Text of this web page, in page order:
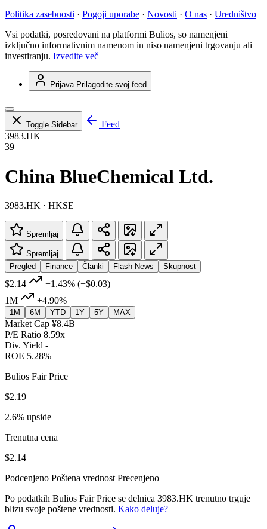
Politika zasebnosti · Pogoji uporabe · Novosti · O nas · Uredništvo
Vsi podatki, posredovani na platformi Bulios, so namenjeni
izključno informativnim namenom in niso namenjeni trgovanju ali
investiranju. Izvedite več
Prijava Prilagodite svoj feed
Toggle Sidebar
Feed
3983.HK
39
China BlueChemical Ltd.
3983.HK · HKSE
Spremljaj
Spremljaj
Pregled
Finance Članki Flash News Skupnost
$2.14 +1.43% (+$0.03)
1M
+4.90%
1M 6M YTD 1Y 5Y MAX
Market Cap ¥8.4B
P/E Ratio 8.59x
Div. Yield -
ROE 5.28%
Bulios Fair Price
$2.19
2.6% upside
Trenutna cena
$2.14
Podcenjeno Poštena vrednost Precenjeno
Po podatkih Bulios Fair Price se delnica 3983.HK trenutno trguje
blizu svoje poštene vrednosti. Kako deluje?